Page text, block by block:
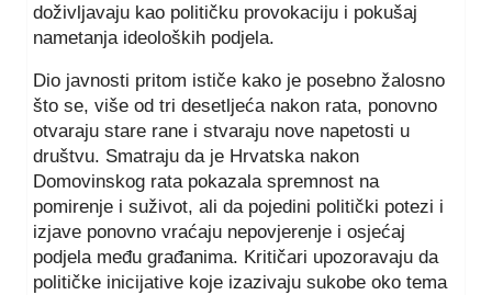
doživljavaju kao političku provokaciju i pokušaj
nametanja ideoloških podjela.
Dio javnosti pritom ističe kako je posebno žalosno
što se, više od tri desetljeća nakon rata, ponovno
otvaraju stare rane i stvaraju nove napetosti u
društvu. Smatraju da je Hrvatska nakon
Domovinskog rata pokazala spremnost na
pomirenje i suživot, ali da pojedini politički potezi i
izjave ponovno vraćaju nepovjerenje i osjećaj
podjela među građanima. Kritičari upozoravaju da
političke inicijative koje izazivaju sukobe oko tema